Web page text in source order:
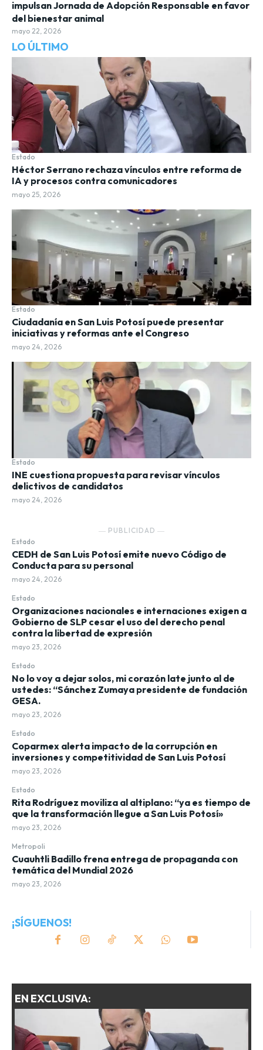
LO ÚLTIMO
Estado
Héctor Serrano rechaza vínculos entre reforma de
IA y procesos contra comunicadores
mayo 25, 2026
Estado
Ciudadanía en San Luis Potosí puede presentar
iniciativas y reformas ante el Congreso
mayo 24, 2026
Estado
INE cuestiona propuesta para revisar vínculos
delictivos de candidatos
mayo 24, 2026
― PUBLICIDAD ―
Estado
CEDH de San Luis Potosí emite nuevo Código de
Conducta para su personal
mayo 24, 2026
Estado
Organizaciones nacionales e internaciones exigen a
Gobierno de SLP cesar el uso del derecho penal
contra la libertad de expresión
mayo 23, 2026
Estado
No lo voy a dejar solos, mi corazón late junto al de
ustedes: “Sánchez Zumaya presidente de fundación
GESA.
mayo 23, 2026
Estado
Coparmex alerta impacto de la corrupción en
inversiones y competitividad de San Luis Potosí
mayo 23, 2026
Estado
Rita Rodríguez moviliza al altiplano: “ya es tiempo de
que la transformación llegue a San Luis Potosí»
mayo 23, 2026
Metropoli
Cuauhtli Badillo frena entrega de propaganda con
temática del Mundial 2026
mayo 23, 2026
¡SÍGUENOS!
EN EXCLUSIVA:
impulsan Jornada de Adopción Responsable en favor
del bienestar animal
mayo 22, 2026